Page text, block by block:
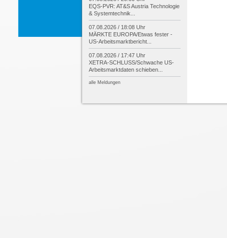
EQS-PVR: AT&S Austria Technologie
& Systemtechnik...
07.08.2026 / 18:08 Uhr
MÄRKTE EUROPA/Etwas fester -
US-Arbeitsmarktbericht...
07.08.2026 / 17:47 Uhr
XETRA-SCHLUSS/Schwache US-
Arbeitsmarktdaten schieben...
alle Meldungen